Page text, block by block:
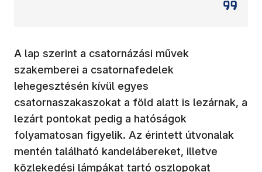
A lap szerint a csatornázási művek
szakemberei a csatornafedelek
lehegesztésén kívül egyes
csatornaszakaszokat a föld alatt is lezárnak, a
lezárt pontokat pedig a hatóságok
folyamatosan figyelik. Az érintett útvonalak
mentén található kandelábereket, illetve
közlekedési lámpákat tartó oszlopokat